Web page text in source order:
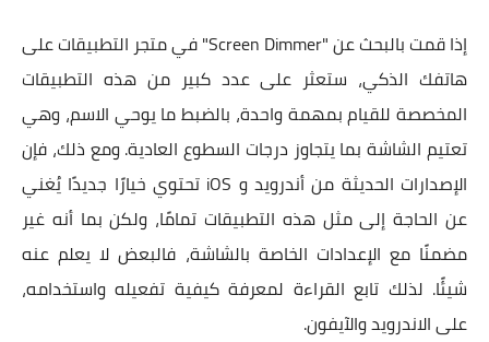
إذا قمت بالبحث عن "Screen Dimmer" في متجر التطبيقات على
هاتفك الذكي، ستعثر على عدد كبير من هذه التطبيقات
المخصصة للقيام بمهمة واحدة، بالضبط ما يوحي الاسم، وهي
تعتيم الشاشة بما يتجاوز درجات السطوع العادية. ومع ذلك، فإن
الإصدارات الحديثة من أندرويد و iOS تحتوي خيارًا جديدًا يُغني
عن الحاجة إلى مثل هذه التطبيقات تمامًا، ولكن بما أنه غير
مضمنًا مع الإعدادات الخاصة بالشاشة، فالبعض لا يعلم عنه
شيئًا. لذلك تابع القراءة لمعرفة كيفية تفعيله واستخدامه،
على الاندرويد والآيفون.